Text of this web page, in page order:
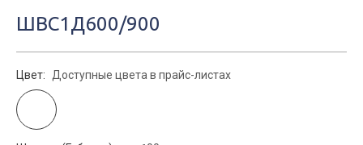
ШВС1Д600/900
Цвет: Доступные цвета в прайс-листах